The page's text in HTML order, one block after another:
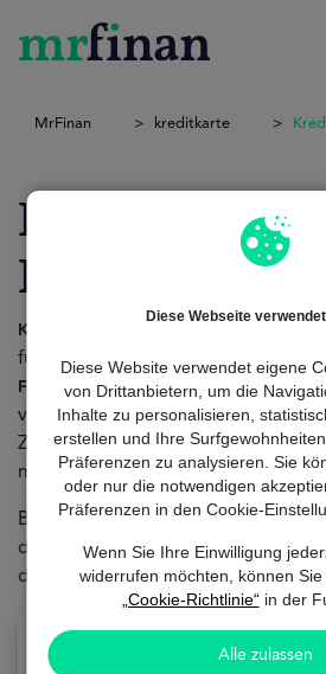
Diese Webseite
Diese Website verwendet eigene
von Drittanbietern, um die
Inhalte zu personalisieren,
erstellen und Ihre
Präferenzen zu analysieren. Sie
oder nur die notwendigen
Präferenzen in den Cookie-
Wenn Sie Ihre Einwilligung
widerrufen möchten, können
„Cookie-Richtlinie“in der
Alle zulassen
MrFinan kreditkarte
Kreditkarte
Ratenzahlung
Kreditkarten mit Ratenzahlung
für Einkäufe über mehrere Monate
Flexibilitätbietet, um großeoder
verwalten, ohne alles auf einmal
Zudem bieten einige Karten
mit niedrigenZinsen.
Bei MrFinanhelfen wir dir, die
damit du die Karteauswählen
deinenBedürfnissenpasst – alles